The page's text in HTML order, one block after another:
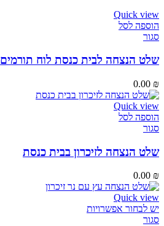
Quick view
הוספה לסל
סגור
שלט הנצחה לבית כנסת לוח תורמים
0.00 ₪
Quick view
הוספה לסל
סגור
שלט הנצחה לזיכרון בבית כנסת
0.00 ₪
Quick view
יש לבחור אפשרויות
סגור